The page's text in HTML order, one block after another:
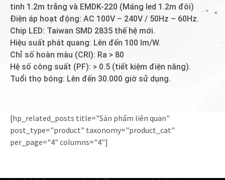
tinh 1.2m trắng và EMDK-220 (Máng led 1.2m đôi)
Điện áp hoạt động: AC 100V – 240V / 50Hz – 60Hz.
Chip LED: Taiwan SMD 2835 thế hệ mới.
Hiệu suất phát quang: Lên đến 100 lm/W.
Chỉ số hoàn màu (CRI): Ra > 80
Hệ số công suất (PF): > 0.5 (tiết kiệm điện năng).
Tuổi thọ bóng: Lên đến 30.000 giờ sử dụng.
[hp_related_posts title="Sản phẩm liên quan"
post_type="product" taxonomy="product_cat"
per_page="4" columns="4"]